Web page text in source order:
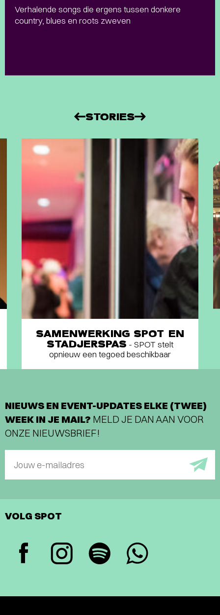
Verhalende songs die ergens tussen donkere
country, blues en roots zweven
STORIES
SAMENWERKING SPOT EN
STADJERSPAS - SPOT stelt
opnieuw een tegoed beschikbaar
NIEUWS EN EVENT-UPDATES ELKE (TWEE)
WEEK IN JE MAIL? MELD JE DAN AAN VOOR
ONZE NIEUWSBRIEF!
Jouw e-mailadres
VOLG SPOT